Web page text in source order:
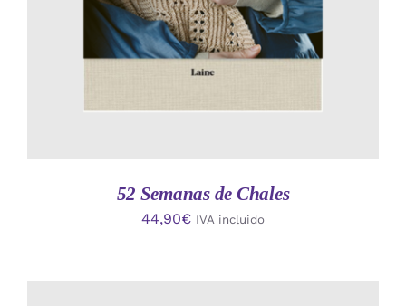
52 Semanas de Chales
44,90€ IVA incluido